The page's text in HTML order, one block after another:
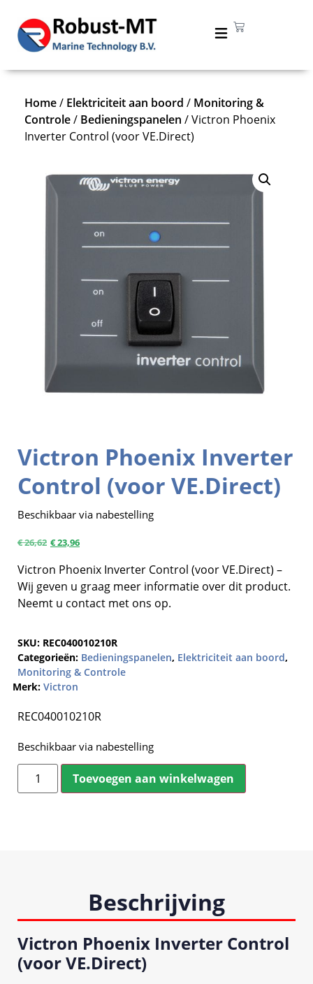
Victron Phoenix Inverter
Control (voor VE.Direct)
Beschikbaar via nabestelling
€26,62 €23,96
Victron Phoenix Inverter Control (voor VE.Direct) –
Wij geven u graag meer informatie over dit product.
Neemt u contact met ons op.
SKU: REC040010210R
Categorieën: Bedieningspanelen, Elektriciteit aan boord,
Monitoring & Controle
Merk: Victron
REC040010210R
Beschikbaar via nabestelling
Toevoegen aan winkelwagen
Home/ Elektriciteit aan boord / Monitoring &
Controle/ Bedieningspanelen / Victron Phoenix
Inverter Control (voor VE.Direct)
Beschrijving
Victron Phoenix Inverter Control
(voor VE.Direct)